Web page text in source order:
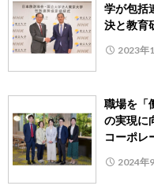
学が包括
決と教育
2023年
職場を「
の実現に
コーポレ
2024年